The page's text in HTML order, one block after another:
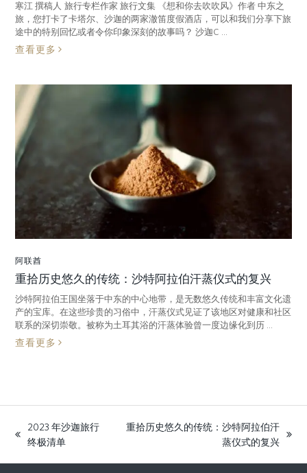
寒江 撰稿人 旅行专栏作家 旅行文集 《想和你去吹吹风》作者 中东之
旅，您打卡了卡塔尔、沙迦的两家澈笛度假酒店，可以和我们分享下旅
途中的特别回忆或者令你印象深刻的故事吗？ 沙迦C ...
查看更多
阿联酋
重拾历史悠久的传统：沙特阿拉伯汗蒸仪式的复兴
沙特阿拉伯王国坐落于中东的中心地带，是无数悠久传统和丰富文化遗
产的宝库。在这些珍贵的习俗中，汗蒸仪式见证了该地区对健康和社区
联系的深切崇敬。被称为土耳其浴的汗蒸体验曾一度边缘化到历 ...
查看更多
previous
2023 年沙迦旅行
终极清单
重拾历史悠久的传统：沙特阿拉伯汗
蒸仪式的复兴